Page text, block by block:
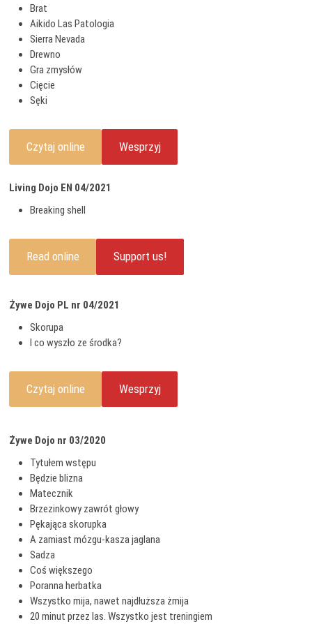
Brat
Aikido Las Patologia
Sierra Nevada
Drewno
Gra zmysłów
Cięcie
Sęki
Czytaj online Wesprzyj
Living Dojo EN 04/2021
Breaking shell
Read online Support us!
Żywe Dojo PL nr 04/2021
Skorupa
I co wyszło ze środka?
Czytaj online Wesprzyj
Żywe Dojo nr 03/2020
Tytułem wstępu
Będzie blizna
Matecznik
Brzezinkowy zawrót głowy
Pękająca skorupka
A zamiast mózgu-kasza jaglana
Sadza
Coś większego
Poranna herbatka
Wszystko mija, nawet najdłuższa żmija
20 minut przez las. Wszystko jest treningiem